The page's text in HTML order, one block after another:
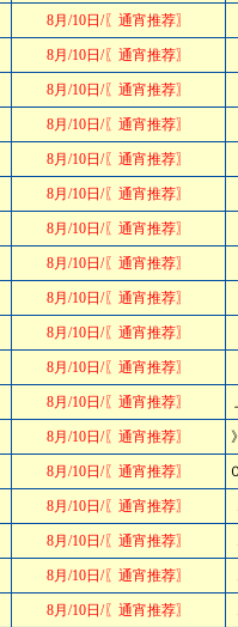
8月/10日/〖通宵推荐〗
8月/10日/〖通宵推荐〗
8月/10日/〖通宵推荐〗
8月/10日/〖通宵推荐〗
8月/10日/〖通宵推荐〗
8月/10日/〖通宵推荐〗
8月/10日/〖通宵推荐〗
8月/10日/〖通宵推荐〗
8月/10日/〖通宵推荐〗
8月/10日/〖通宵推荐〗
8月/10日/〖通宵推荐〗
8月/10日/〖通宵推荐〗
8月/10日/〖通宵推荐〗
8月/10日/〖通宵推荐〗
8月/10日/〖通宵推荐〗
8月/10日/〖通宵推荐〗
8月/10日/〖通宵推荐〗
8月/10日/〖通宵推荐〗